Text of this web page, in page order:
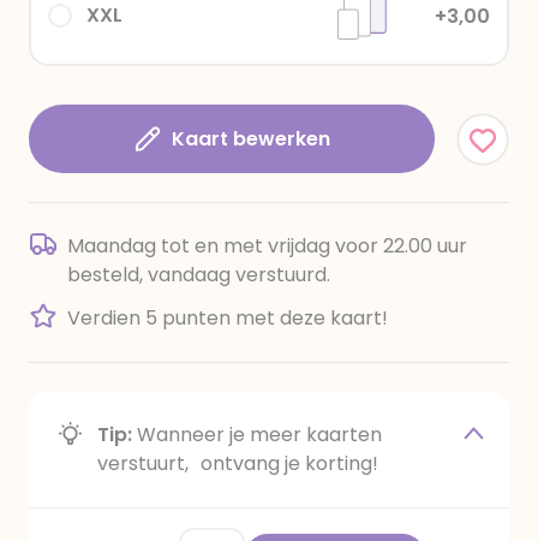
XXL +3,00
Kaart bewerken
Maandag tot en met vrijdag voor 22.00 uur
besteld, vandaag verstuurd.
Verdien 5 punten met deze kaart!
Tip:Wanneer je meer kaarten
verstuurt, ontvang je korting!